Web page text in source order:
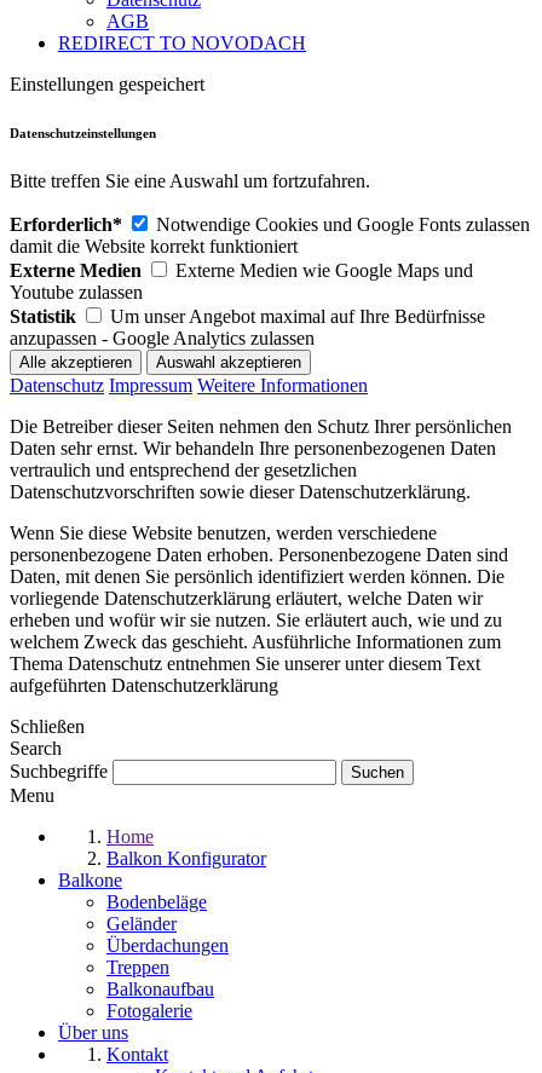
AGB
REDIRECT TO NOVODACH
Einstellungen gespeichert
Datenschutzeinstellungen
Bitte treffen Sie eine Auswahl um fortzufahren.
Erforderlich*
Notwendige Cookies und Google Fonts zulassen
damit die Website korrekt funktioniert
Externe Medien
Externe Medien wie Google Maps und
Youtube zulassen
Statistik
Um unser Angebot maximal auf Ihre Bedürfnisse
anzupassen - Google Analytics zulassen
Datenschutz Impressum Weitere Informationen
Die Betreiber dieser Seiten nehmen den Schutz Ihrer persönlichen
Daten sehr ernst. Wir behandeln Ihre personenbezogenen Daten
vertraulich und entsprechend der gesetzlichen
Datenschutzvorschriften sowie dieser Datenschutzerklärung.
Wenn Sie diese Website benutzen, werden verschiedene
personenbezogene Daten erhoben. Personenbezogene Daten sind
Daten, mit denen Sie persönlich identifiziert werden können. Die
vorliegende Datenschutzerklärung erläutert, welche Daten wir
erheben und wofür wir sie nutzen. Sie erläutert auch, wie und zu
welchem Zweck das geschieht. Ausführliche Informationen zum
Thema Datenschutz entnehmen Sie unserer unter diesem Text
aufgeführten Datenschutzerklärung
Schließen
Search
Suchbegriffe
Menu
Home
Balkon Konfigurator
Balkone
Bodenbeläge
Geländer
Überdachungen
Treppen
Balkonaufbau
Fotogalerie
Über uns
Kontakt